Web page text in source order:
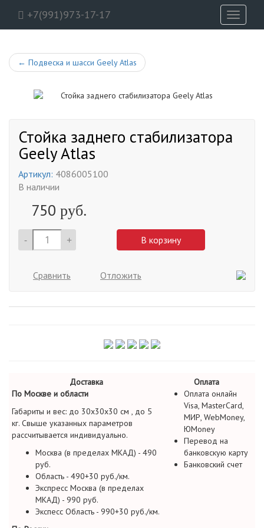
+7(991)973-17-17
Toggle
← Подвеска и шасси Geely Atlas
Стойка заднего стабилизатора
Geely Atlas
Артикул: 4086005100
В наличии
750 руб.
- + В корзину
Сравнить Отложить
Доставка
Оплата
По Москве и области
Габариты и вес: до 30х30х30 см , до 5
кг. Свыше указанных параметров
рассчитывается индивидуально.
Москва (в пределах МКАД) - 490
руб.
Область - 490+30 руб./км.
Экспресс Москва (в пределах
МКАД) - 990 руб.
Экспесс Область - 990+30 руб./км.
Оплата онлайн
Visa, MasterCard,
МИР, WebMoney,
ЮMoney
Перевод на
банковскую карту
Банковский счет